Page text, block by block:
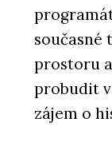
současné
prostoru
probudit
zájem o